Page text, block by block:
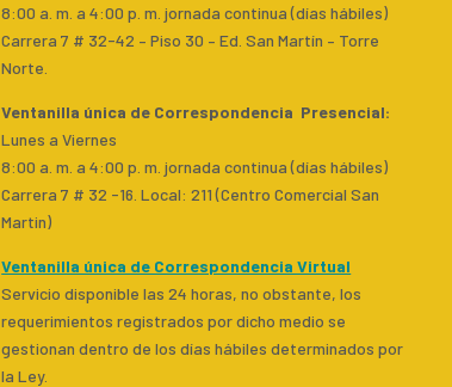
8:00 a. m. a 4:00 p. m. jornada continua (días hábiles)
Carrera 7 # 32-42 – Piso 30 – Ed. San Martín – Torre
Norte.
Ventanilla única de Correspondencia Presencial:
Lunes a Viernes
8:00 a. m. a 4:00 p. m. jornada continua (días hábiles)
Carrera 7 # 32 -16. Local: 211 (Centro Comercial San
Martin)
Ventanilla única de Correspondencia Virtual
Servicio disponible las 24 horas, no obstante, los
requerimientos registrados por dicho medio se
gestionan dentro de los días hábiles determinados por
la Ley.